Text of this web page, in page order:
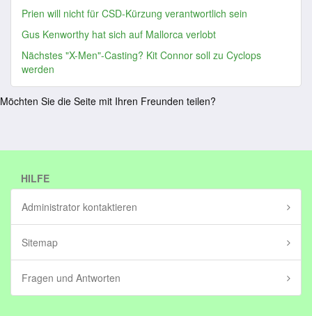
Prien will nicht für CSD-Kürzung verantwortlich sein
Gus Kenworthy hat sich auf Mallorca verlobt
Nächstes "X-Men"-Casting? Kit Connor soll zu Cyclops
werden
Möchten Sie die Seite mit Ihren Freunden teilen?
HILFE
Administrator kontaktieren
Sitemap
Fragen und Antworten